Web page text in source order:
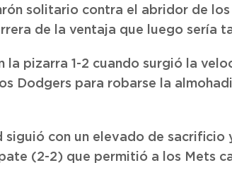
solitario contra el abridor de los
de la ventaja que luego sería
la pizarra 1-2 cuando surgió la
Dodgers para robarse la
con un elevado de sacrificio
(2-2) que permitió a los Mets